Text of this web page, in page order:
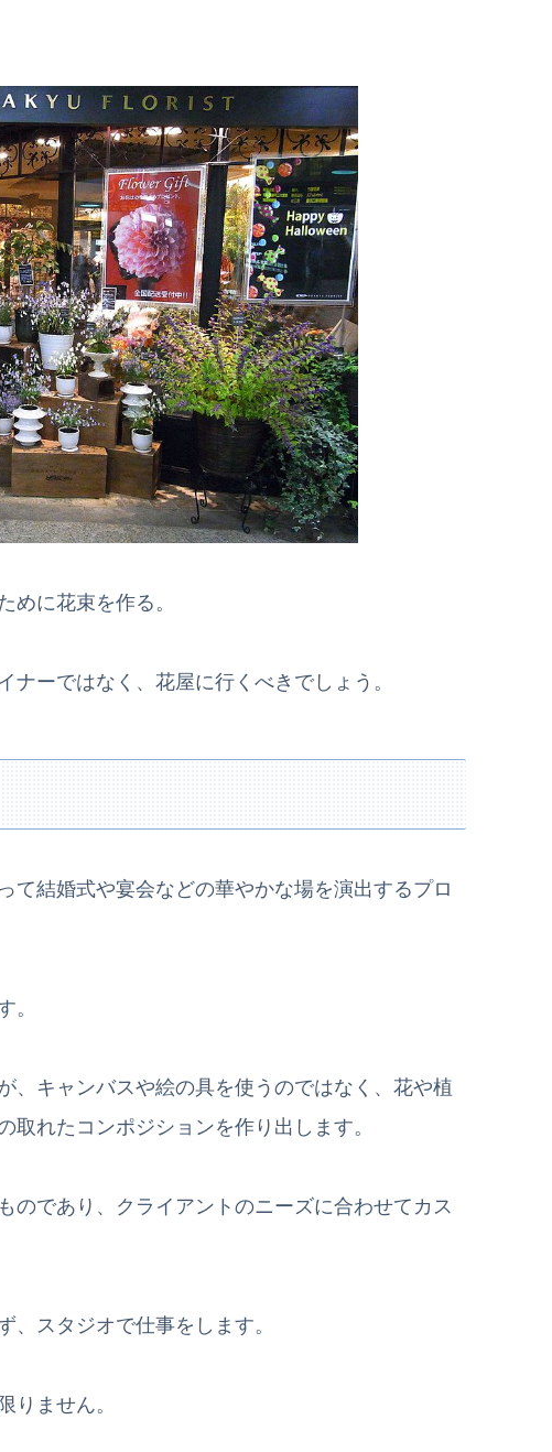
めに花束を作る。
ーではなく、花屋に行くべきでしょう。
て結婚式や宴会などの華やかな場を演出するプロ
。
、キャンバスや絵の具を使うのではなく、花や植
れたコンポジションを作り出します。
のであり、クライアントのニーズに合わせてカス
、スタジオで仕事をします。
りません。